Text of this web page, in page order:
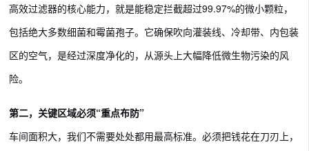
高效过滤器的核心能力，就是能稳定拦截超过99.97%的微小颗粒，
包括绝大多数细菌和霉菌孢子。它确保吹向灌装线、冷却带、内包装
区的空气，是经过深度净化的，从源头上大幅降低微生物污染的风
险。
第二，关键区域必须“重点布防”
车间面积大，我们不需要处处都用最高标准。必须把钱花在刀刃上，